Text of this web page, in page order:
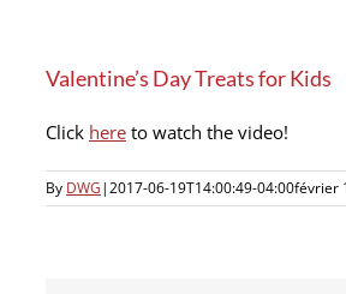
Valentine’s Day Treats for Kids
Click here to watch the video!
By DWG|2017-06-19T14:00:49-04:00février